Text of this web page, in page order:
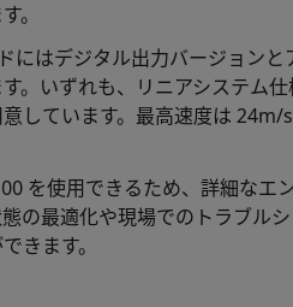
。
にはデジタル出力バージョンと
。いずれも、リニアシステム
しています。最高速度は 24m/
を使用できるため、詳細なエ
の最適化や現場でのトラブル
きます。